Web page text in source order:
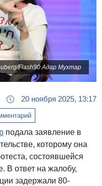
Flash90 Адар Мухтар
20 ноября 2025, 13:17
подала заявление в
которому она
состоявшейся
В ответ на жалобу,
задержали 80-